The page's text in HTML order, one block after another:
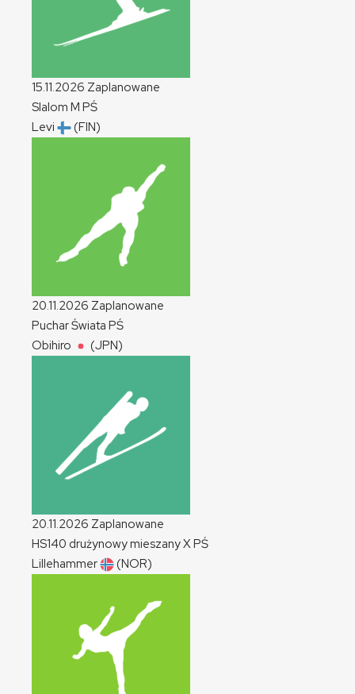
15.11.2026 Zaplanowane
Slalom M PŚ
Levi
(FIN)
20.11.2026 Zaplanowane
Puchar Świata PŚ
Obihiro
(JPN)
20.11.2026 Zaplanowane
HS140 drużynowy mieszanyXPŚ
Lillehammer
(NOR)